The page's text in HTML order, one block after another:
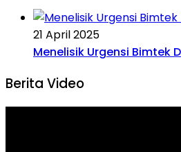
21 April 2025
Menelisik Urgensi Bimtek
Berita Video